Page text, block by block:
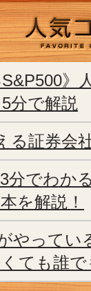
S&P500
分で解説
る証券会
3分でわか
を解説！
やってい
ても誰